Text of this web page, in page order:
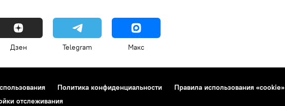
Дзен Telegram Макс
Политика конфиденциальности Правила использования «cookie»
отслеживания